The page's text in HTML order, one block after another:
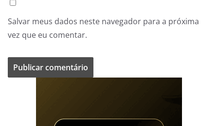
Salvar meus dados neste navegador para a próxima
vez que eu comentar.